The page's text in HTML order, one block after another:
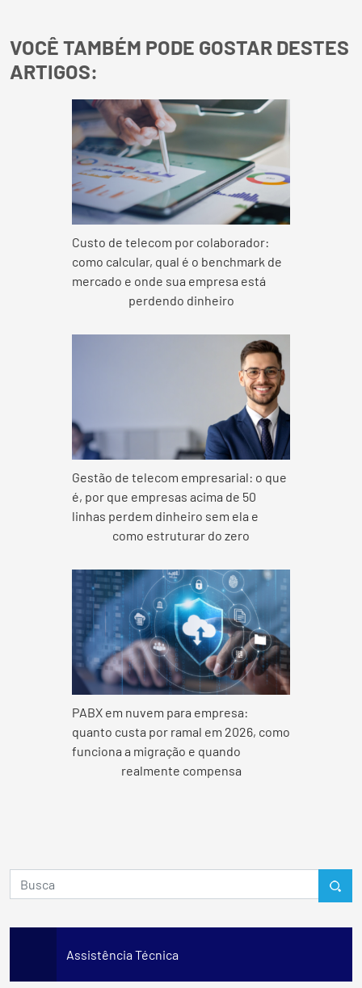
VOCÊ TAMBÉM PODE GOSTAR DESTES
ARTIGOS:
Custo de telecom por colaborador:
como calcular, qual é o benchmark de
mercado e onde sua empresa está
perdendo dinheiro
Gestão de telecom empresarial: o que
é, por que empresas acima de 50
linhas perdem dinheiro sem ela e
como estruturar do zero
PABX em nuvem para empresa:
quanto custa por ramal em 2026, como
funciona a migração e quando
realmente compensa
Assistência Técnica